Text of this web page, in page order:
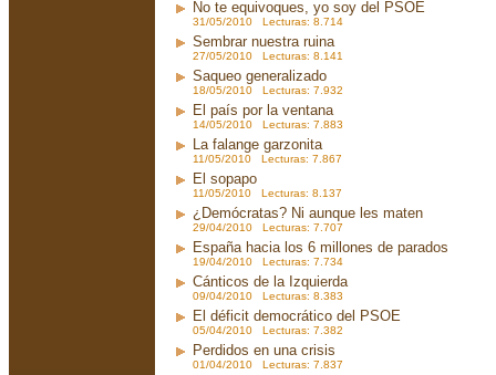
No te equivoques, yo soy del PSOE
31/05/2010 Lecturas: 8.714
Sembrar nuestra ruina
27/05/2010 Lecturas: 8.141
Saqueo generalizado
18/05/2010 Lecturas: 7.932
El país por la ventana
14/05/2010 Lecturas: 7.883
La falange garzonita
11/05/2010 Lecturas: 7.867
El sopapo
11/05/2010 Lecturas: 8.137
¿Demócratas? Ni aunque les maten
29/04/2010 Lecturas: 7.707
España hacia los 6 millones de parados
19/04/2010 Lecturas: 7.734
Cánticos de la Izquierda
09/04/2010 Lecturas: 8.383
El déficit democrático del PSOE
05/04/2010 Lecturas: 7.382
Perdidos en una crisis
01/04/2010 Lecturas: 7.837